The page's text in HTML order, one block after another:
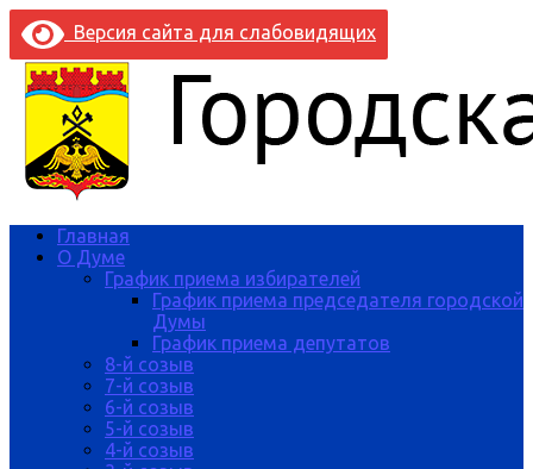
Версия сайта для слабовидящих
Главная
О Думе
График приема избирателей
График приема председателя городской
Думы
График приема депутатов
8-й созыв
7-й созыв
6-й созыв
5-й созыв
4-й созыв